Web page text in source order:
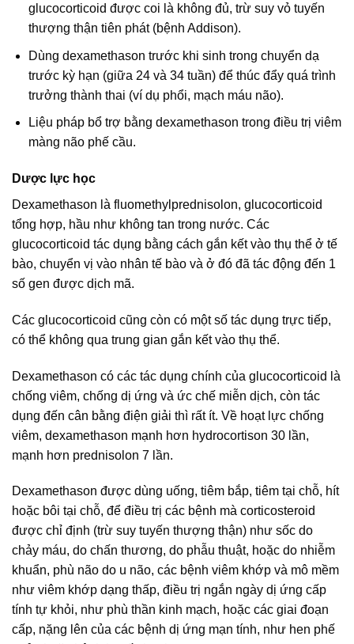
glucocorticoid được coi là không đủ, trừ suy vỏ tuyến
thượng thận tiên phát (bệnh Addison).
Dùng dexamethason trước khi sinh trong chuyển dạ
trước kỳ hạn (giữa 24 và 34 tuần) để thúc đẩy quá trình
trưởng thành thai (ví dụ phổi, mạch máu não).
Liệu pháp bổ trợ bằng dexamethason trong điều trị viêm
màng não phế cầu.
Dược lực học
Dexamethason là fluomethylprednisolon, glucocorticoid
tổng hợp, hầu như không tan trong nước. Các
glucocorticoid tác dụng bằng cách gắn kết vào thụ thể ở tế
bào, chuyển vị vào nhân tế bào và ở đó đã tác động đến 1
số gen được dịch mã.
Các glucocorticoid cũng còn có một số tác dụng trực tiếp,
có thể không qua trung gian gắn kết vào thụ thể.
Dexamethason có các tác dụng chính của glucocorticoid là
chống viêm, chống dị ứng và ức chế miễn dịch, còn tác
dụng đến cân bằng điện giải thì rất ít. Về hoạt lực chống
viêm, dexamethason mạnh hơn hydrocortison 30 lần,
mạnh hơn prednisolon 7 lần.
Dexamethason được dùng uống, tiêm bắp, tiêm tại chỗ, hít
hoặc bôi tại chỗ, để điều trị các bệnh mà corticosteroid
được chỉ định (trừ suy tuyến thượng thận) như sốc do
chảy máu, do chấn thương, do phẫu thuật, hoặc do nhiễm
khuẩn, phù não do u não, các bệnh viêm khớp và mô mềm
như viêm khớp dạng thấp, điều trị ngắn ngày dị ứng cấp
tính tự khỏi, như phù thần kinh mạch, hoặc các giai đoạn
cấp, nặng lên của các bệnh dị ứng mạn tính, như hen phế